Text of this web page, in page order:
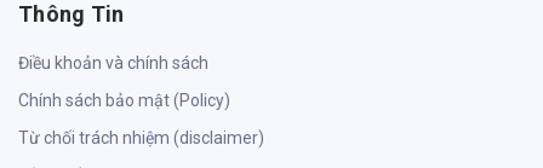
Thông Tin
Điều khoản và chính sách
Chính sách bảo mật (Policy)
Từ chối trách nhiệm (disclaimer)